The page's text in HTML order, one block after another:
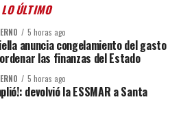
LO ÚLTIMO
5 horas ago
anuncia congelamiento del gasto
las finanzas del Estado
5 horas ago
devolvió la ESSMAR a Santa